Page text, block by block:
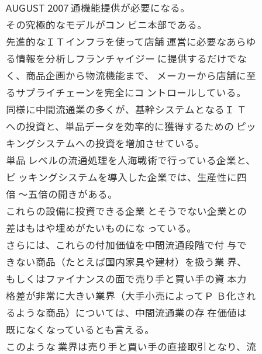
AUGUST 2007 通機能提供が必要になる。
その究極的なモデルがコン ビニ本部である。
先進的なＩＴインフラを使って店舗 運営に必要なあらゆ
る情報を分析しフランチャイジー に提供するだけでな
く、商品企画から物流機能まで、 メーカーから店舗に至
るサプライチェーンを完全にコ ントロールしている。
同様に中間流通業の多くが、基幹システムとなるＩ Ｔ
への投資と、単品データを効率的に獲得するための ピッ
キングシステムへの投資を増加させている。
単品 レベルの流通処理を人海戦術で行っている企業と、
ピ ッキングシステムを導入した企業では、生産性に四
倍 〜五倍の開きがある。
これらの設備に投資できる企業 とそうでない企業との
差はもはや埋めがたいものにな っている。
さらには、これらの付加価値を中間流通段階で付 与で
きない商品（たとえば国内家具や建材）を扱う業 界、
もしくはファイナンスの面で売り手と買い手の資 本力
格差が非常に大きい業界（大手小売によってＰ Ｂ化され
るような商品）については、中間流通業の存 在価値は
既になくなっているとも言える。
このような 業界は売り手と買い手の直接取引となり、流